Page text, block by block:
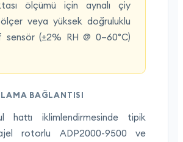
ölçümü için aynalı çiy
veya yüksek doğruluklu
sensör (±2% RH @ 0–60°C)
BAĞLANTISI
hattı iklimlendirmesinde tipik
rotorlu ADP2000-9500 ve